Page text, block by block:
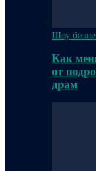
Шоу
Как
от
драм